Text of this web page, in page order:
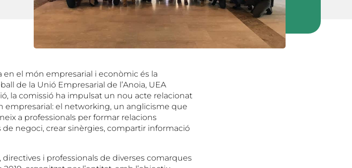
en el món empresarial i econòmic és la
de la Unió Empresarial de l’Anoia, UEA
la comissió ha impulsat un nou acte relacionat
empresarial: el networking, un anglicisme que
a professionals per formar relacions
negoci, crear sinèrgies, compartir informació
i professionals de diverses comarques